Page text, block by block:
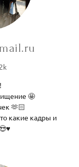
🤩
🫶🏻
какие кадры и